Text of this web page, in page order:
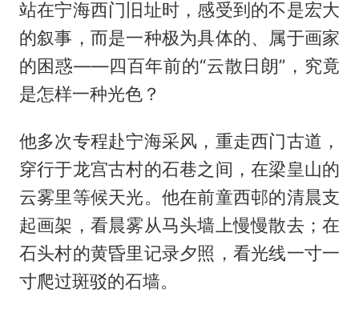
站在宁海西门旧址时，感受到的不是宏大
的叙事，而是一种极为具体的、属于画家
的困惑——四百年前的“云散日朗”，究竟
是怎样一种光色？
他多次专程赴宁海采风，重走西门古道，
穿行于龙宫古村的石巷之间，在梁皇山的
云雾里等候天光。他在前童西邨的清晨支
起画架，看晨雾从马头墙上慢慢散去；在
石头村的黄昏里记录夕照，看光线一寸一
寸爬过斑驳的石墙。